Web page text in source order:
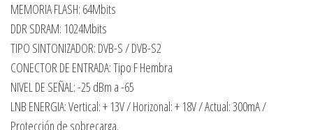
MEMORIA FLASH: 64Mbits
DDR SDRAM: 1024Mbits
TIPO SINTONIZADOR: DVB-S / DVB-S2
CONECTOR DE ENTRADA: Tipo F Hembra
NIVEL DE SEÑAL: -25 dBm a -65
LNB ENERGIA: Vertical: + 13V / Horizonal: + 18V / Actual: 300mA /
Protección de sobrecarga.